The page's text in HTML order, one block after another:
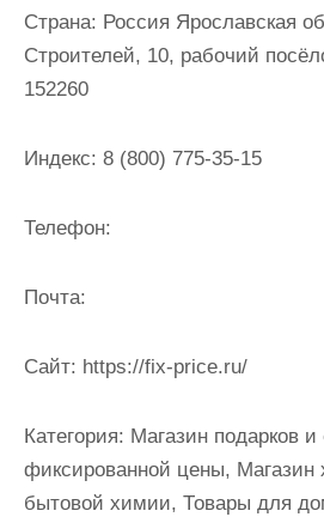
Страна: Россия Ярославская
Строителей, 10, рабочий
152260
Индекс: 8 (800) 775-35-15
Телефон:
Почта:
Cайт: https://fix-price.ru/
Категория: Магазин подарков
фиксированной цены, Магазин
бытовой химии, Товары для